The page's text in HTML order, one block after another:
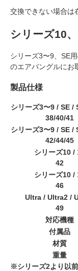
交換できない場合は
シリーズ10
シリーズ3〜9、SE
のエアバングルにお
製品仕様
シリーズ3〜9 / SE /
38/40/41
シリーズ3〜9 / SE /
42/44/45
シリーズ10 /
42
シリーズ10 /
46
Ultra / Ultra2 /
49
対応機種
付属品
材質
重量
※シリーズ2より以